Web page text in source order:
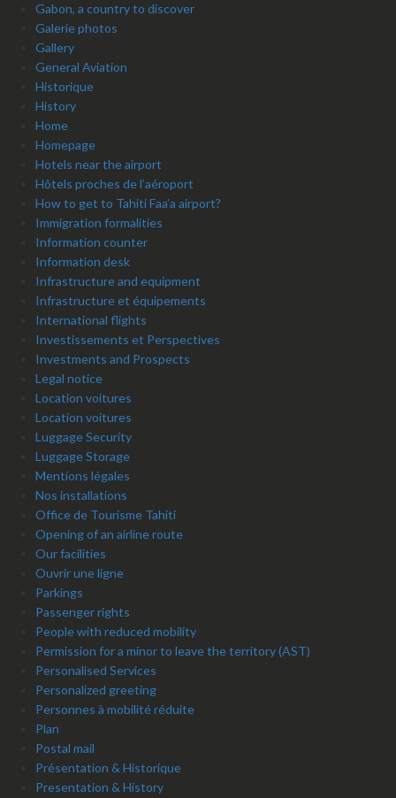
Gabon, a country to discover
Galerie photos
Gallery
General Aviation
Historique
History
Home
Homepage
Hotels near the airport
Hôtels proches de l’aéroport
How to get to Tahiti Faa’a airport?
Immigration formalities
Information counter
Information desk
Infrastructure and equipment
Infrastructure et équipements
International flights
Investissements et Perspectives
Investments and Prospects
Legal notice
Location voitures
Location voitures
Luggage Security
Luggage Storage
Mentions légales
Nos installations
Office de Tourisme Tahiti
Opening of an airline route
Our facilities
Ouvrir une ligne
Parkings
Passenger rights
People with reduced mobility
Permission for a minor to leave the territory (AST)
Personalised Services
Personalized greeting
Personnes à mobilité réduite
Plan
Postal mail
Présentation & Historique
Presentation & History